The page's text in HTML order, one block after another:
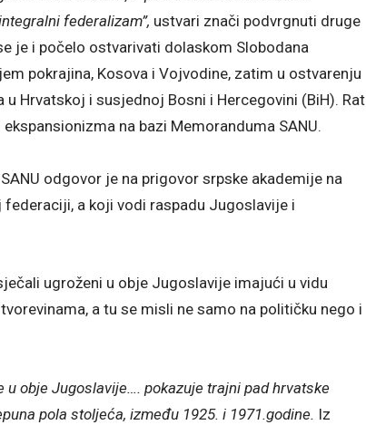
federalizam”, ustvari znači podvrgnuti druge
je i počelo ostvarivati dolaskom Slobodana
pokrajina, Kosova i Vojvodine, zatim u ostvarenju
Hrvatskoj i susjednoj Bosni i Hercegovini (BiH). Rat
na bazi Memoranduma SANU.
odgovor je na prigovor srpske akademije na
a koji vodi raspadu Jugoslavije i
ugroženi u obje Jugoslavije imajući u vidu
a tu se misli ne samo na političku nego i
obje Jugoslavije…. pokazuje trajni pad hrvatske
pola stoljeća, između 1925. i 1971.godine. Iz